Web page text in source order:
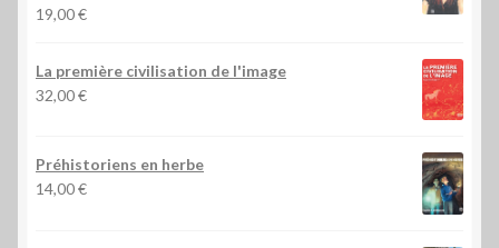
19,00€
La première civilisation de l'image
32,00€
Préhistoriens en herbe
14,00€